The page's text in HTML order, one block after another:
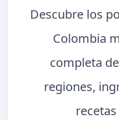
Descubre los
Colombia
completa
regiones,